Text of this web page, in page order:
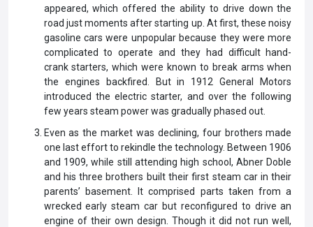
appeared, which offered the ability to drive down the
road just moments after starting up. At first, these noisy
gasoline cars were unpopular because they were more
complicated to operate and they had difficult hand-
crank starters, which were known to break arms when
the engines backfired. But in 1912 General Motors
introduced the electric starter, and over the following
few years steam power was gradually phased out.
Even as the market was declining, four brothers made
one last effort to rekindle the technology. Between 1906
and 1909, while still attending high school, Abner Doble
and his three brothers built their first steam car in their
parents’ basement. It comprised parts taken from a
wrecked early steam car but reconfigured to drive an
engine of their own design. Though it did not run well,